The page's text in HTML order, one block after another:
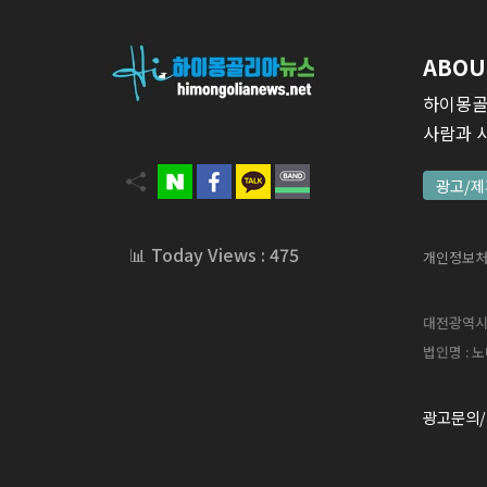
📊 Today Views : 475
하이몽
사람과
광고/
개인정보
대전광역
법인명 :
광고문의